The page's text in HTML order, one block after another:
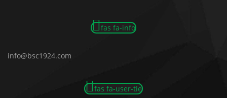
fas fa-info
info@bsc1924.com
fas fa-user-tie